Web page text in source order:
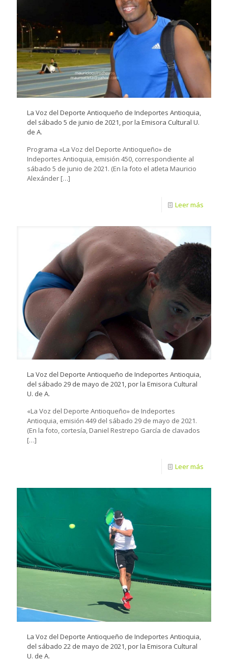
La Voz del Deporte Antioqueño de Indeportes Antioquia,
del sábado 5 de junio de 2021, por la Emisora Cultural U.
de A.
Programa «La Voz del Deporte Antioqueño» de
Indeportes Antioquia, emisión 450, correspondiente al
sábado 5 de junio de 2021. (En la foto el atleta Mauricio
Alexánder […]
Leer más
La Voz del Deporte Antioqueño de Indeportes Antioquia,
del sábado 29 de mayo de 2021, por la Emisora Cultural
U. de A.
«La Voz del Deporte Antioqueño» de Indeportes
Antioquia, emisión 449 del sábado 29 de mayo de 2021.
(En la foto, cortesía, Daniel Restrepo García de clavados
[…]
Leer más
La Voz del Deporte Antioqueño de Indeportes Antioquia,
del sábado 22 de mayo de 2021, por la Emisora Cultural
U. de A.